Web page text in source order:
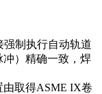
强制执行自动轨道
）精确一致，焊
取得ASME IX卷